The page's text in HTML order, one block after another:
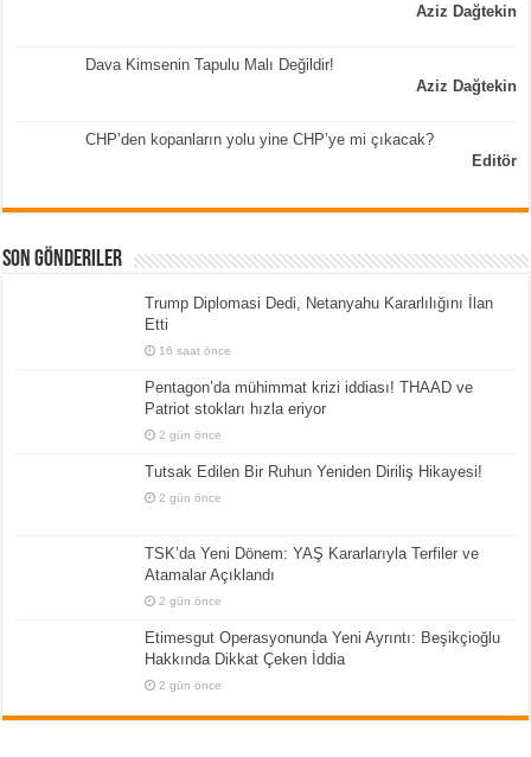
Aziz Dağtekin
Dava Kimsenin Tapulu Malı Değildir!
Aziz Dağtekin
CHP’den kopanların yolu yine CHP’ye mi çıkacak?
Editör
Son Gönderiler
Trump Diplomasi Dedi, Netanyahu Kararlılığını İlan
Etti
16 saat önce
Pentagon’da mühimmat krizi iddiası! THAAD ve
Patriot stokları hızla eriyor
2 gün önce
Tutsak Edilen Bir Ruhun Yeniden Diriliş Hikayesi!
2 gün önce
TSK’da Yeni Dönem: YAŞ Kararlarıyla Terfiler ve
Atamalar Açıklandı
2 gün önce
Etimesgut Operasyonunda Yeni Ayrıntı: Beşikçioğlu
Hakkında Dikkat Çeken İddia
2 gün önce